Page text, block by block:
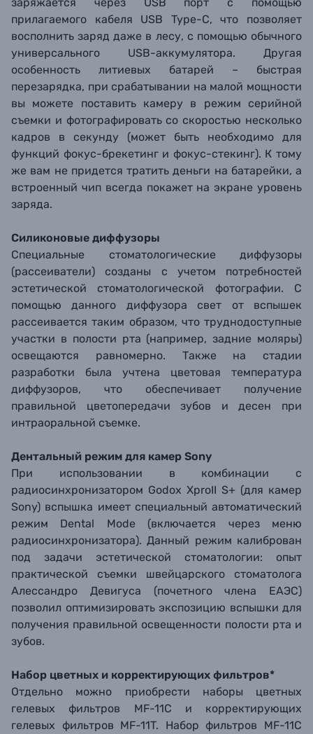
прилагаемого кабеля USB Type-C, что позволяет
восполнить заряд даже в лесу, с помощью обычного
универсального USB-аккумулятора. Другая
особенность литиевых батарей – быстрая
перезарядка, при срабатывании на малой мощности
вы можете поставить камеру в режим серийной
съемки и фотографировать со скоростью несколько
кадров в секунду (может быть необходимо для
функций фокус-брекетинг и фокус-стекинг). К тому
же вам не придется тратить деньги на батарейки, а
встроенный чип всегда покажет на экране уровень
заряда.
Силиконовые диффузоры
Специальные стоматологические диффузоры
(рассеиватели) созданы с учетом потребностей
эстетической стоматологической фотографии. С
помощью данного диффузора свет от вспышек
рассеивается таким образом, что труднодоступные
участки в полости рта (например, задние моляры)
освещаются равномерно. Также на стадии
разработки была учтена цветовая температура
диффузоров, что обеспечивает получение
правильной цветопередачи зубов и десен при
интраоральной съемке.
Дентальный режим для камер Sony
При использовании в комбинации с
радиосинхронизатором Godox XproII S+ (для камер
Sony) вспышка имеет специальный автоматический
режим Dental Mode (включается через меню
радиосинхронизатора). Данный режим калиброван
под задачи эстетической стоматологии: опыт
практической съемки швейцарского стоматолога
Алессандро Девигуса (почетного члена ЕАЭС)
позволил оптимизировать экспозицию вспышки для
получения правильной освещенности полости рта и
зубов.
Набор цветных и корректирующих фильтров*
Отдельно можно приобрести наборы цветных
гелевых фильтров MF-11C и корректирующих
гелевых фильтров MF-11T. Набор фильтров MF-11C